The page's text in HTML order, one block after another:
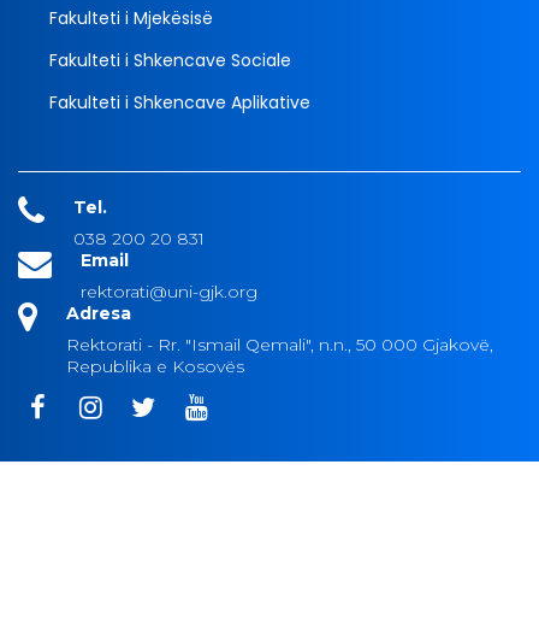
Fakulteti i Mjekësisë
Fakulteti i Shkencave Sociale
Fakulteti i Shkencave Aplikative
Tel.
038 200 20 831
Email
rektorati@uni-gjk.org
Adresa
Rektorati - Rr. "Ismail Qemali", n.n., 50 000 Gjakovë,
Republika e Kosovës